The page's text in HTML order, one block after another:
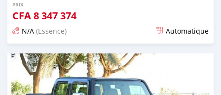
PRIX
CFA8 347 374
N/A (Essence) Automatique
Publié il y a presque 6 ans